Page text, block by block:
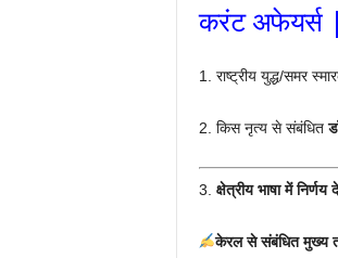
करंट
1. राष्ट्रीय युद्ध/समर
2. किस नृत्य से संबंधित
3. क्षेत्रीय भाषा में निर्णय
केरल से संबंधित मुख्य